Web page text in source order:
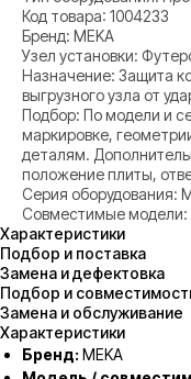
Код товара: 1004233
Бренд: MEKA
Узел установки:
Назначение: Защита
выгрузного узла от
Подбор: По модели и
маркировке,
деталям.
положение плиты,
Серия оборудования:
Совместимые модели:
Характеристики
Подбор и поставка
Замена и дефектовка
Подбор и
Замена и обслуживание
Характеристики
Бренд: MEKA